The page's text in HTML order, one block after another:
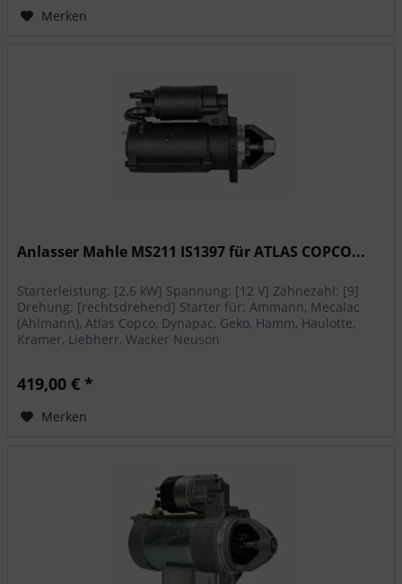
Merken
Anlasser Mahle MS211 IS1397 für ATLAS COPCO...
Starterleistung: [2.6 kW] Spannung: [12 V] Zähnezahl: [9]
Drehung: [rechtsdrehend] Starter für: Ammann, Mecalac
(Ahlmann), Atlas Copco, Dynapac, Geko, Hamm, Haulotte,
Kramer, Liebherr, Wacker Neuson
419,00 € *
Merken